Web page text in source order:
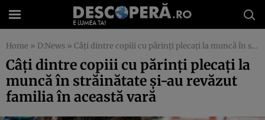
Home » D:News » Câți dintre copiii cu părinți plecați la muncă în străinătate și-au revăzut familia în această vară
Câți dintre copiii cu părinți plecați la
muncă în străinătate și-au revăzut
familia în această vară